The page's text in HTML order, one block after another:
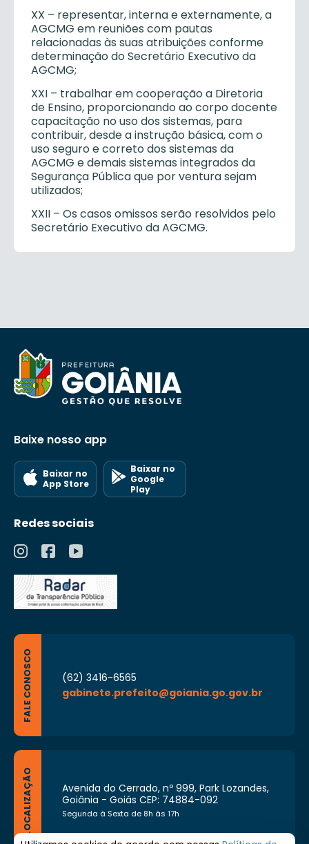
XX – representar, interna e externamente, a
AGCMG em reuniões com pautas
relacionadas às suas atribuições conforme
determinação do Secretário Executivo da
AGCMG;
XXI – trabalhar em cooperação a Diretoria
de Ensino, proporcionando ao corpo docente
capacitação no uso dos sistemas, para
contribuir, desde a instrução básica, com o
uso seguro e correto dos sistemas da
AGCMG e demais sistemas integrados da
Segurança Pública que por ventura sejam
utilizados;
XXII – Os casos omissos serão resolvidos pelo
Secretário Executivo da AGCMG.
Baixe nosso app
Baixar no
App Store
Baixar no
Google
Play
Redes sociais
FALE CONOSCO
(62) 3416-6565
gabinete.prefeito@goiania.go.gov.br
LOCALIZAÇÃO
Avenida do Cerrado, nº 999, Park Lozandes,
Goiânia - Goiás CEP: 74884-092
Segunda à Sexta de 8h às 17h